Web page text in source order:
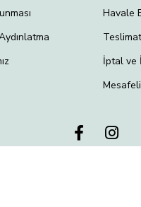
Havale
İptal ve